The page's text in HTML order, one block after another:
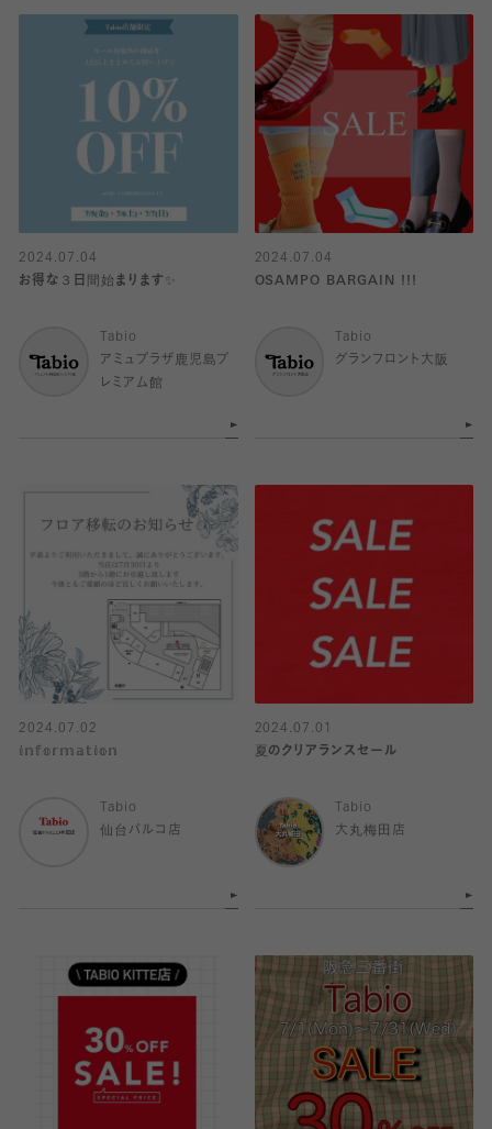
2024.07.04
お得な３日間始まります✨
Tabio
アミュプラザ鹿児島プ
レミアム館
2024.07.04
OSAMPO BARGAIN !!!
Tabio
グランフロント大阪
2024.07.02
𝕚𝕟𝕗𝕠𝕣𝕞𝕒𝕥𝕚𝕠𝕟
Tabio
仙台パルコ店
2024.07.01
夏のクリアランスセール
Tabio
大丸梅田店